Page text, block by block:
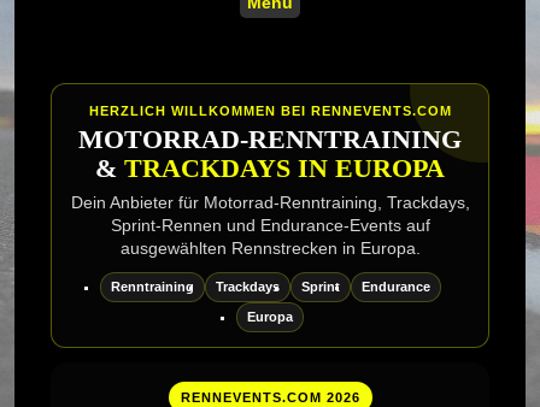
HERZLICH WILLKOMMEN BEI RENNEVENTS.COM
MOTORRAD-RENNTRAINING
& TRACKDAYS IN EUROPA
Dein Anbieter für Motorrad-Renntraining, Trackdays,
Sprint-Rennen und Endurance-Events auf
ausgewählten Rennstrecken in Europa.
Renntraining Trackdays Sprint Endurance
Europa
RENNEVENTS.COM 2026